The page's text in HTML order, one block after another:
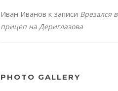
Иван Иванов к записи Врезался в
прицеп на Дериглазова
PHOTO GALLERY